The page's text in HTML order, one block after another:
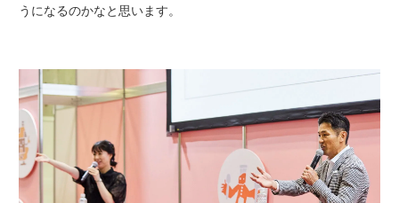
うになるのかなと思います。